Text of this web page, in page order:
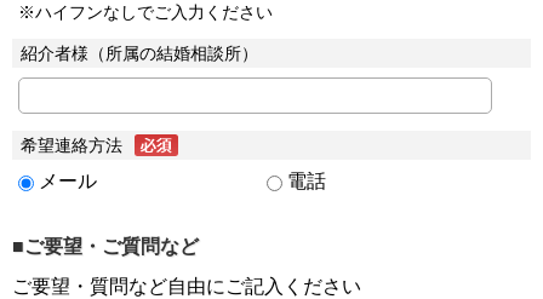
※ハイフンなしでご入力ください
紹介者様（所属の結婚相談所）
希望連絡方法
メール 電話
■ご要望・ご質問など
ご要望・質問など自由にご記入ください